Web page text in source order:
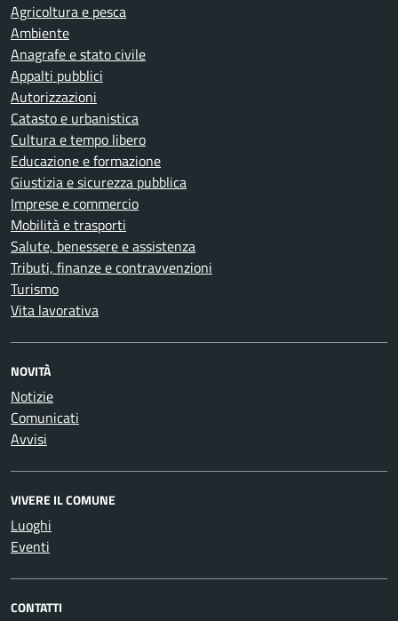
Agricoltura e pesca
Ambiente
Anagrafe e stato civile
Appalti pubblici
Autorizzazioni
Catasto e urbanistica
Cultura e tempo libero
Educazione e formazione
Giustizia e sicurezza pubblica
Imprese e commercio
Mobilità e trasporti
Salute, benessere e assistenza
Tributi, finanze e contravvenzioni
Turismo
Vita lavorativa
NOVITÀ
Notizie
Comunicati
Avvisi
VIVERE IL COMUNE
Luoghi
Eventi
CONTATTI